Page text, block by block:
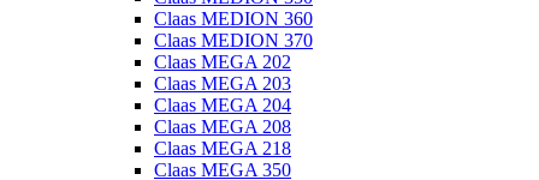
Claas MEDION 360
Claas MEDION 370
Claas MEGA 202
Claas MEGA 203
Claas MEGA 204
Claas MEGA 208
Claas MEGA 218
Claas MEGA 350